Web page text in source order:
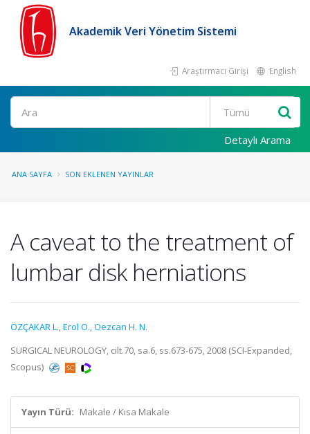
Akademik Veri Yönetim Sistemi
Araştırmacı Girişi English
Ara
Detaylı Arama
ANA SAYFA SON EKLENEN YAYINLAR
A caveat to the treatment of
lumbar disk herniations
ÖZÇAKAR L.,Erol O.,Oezcan H. N.
SURGICAL NEUROLOGY, cilt.70, sa.6, ss.673-675, 2008 (SCI-Expanded,
Scopus)
Yayın Türü: Makale / Kısa Makale